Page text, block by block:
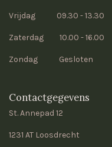
Vrijdag 09.30 - 13.30
Zaterdag 10.00 - 16.00
Zondag Gesloten
Contactgegevens
St. Annepad 12
1231 AT Loosdrecht